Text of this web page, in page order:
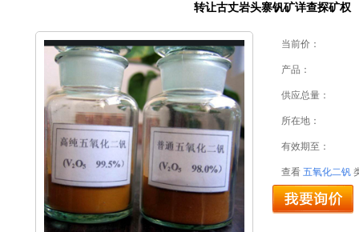
转让古丈岩头寨钒矿详查探矿权
当前价：
产品：
供应总量：
所在地：
有效期至：
查看 五氧化二钒